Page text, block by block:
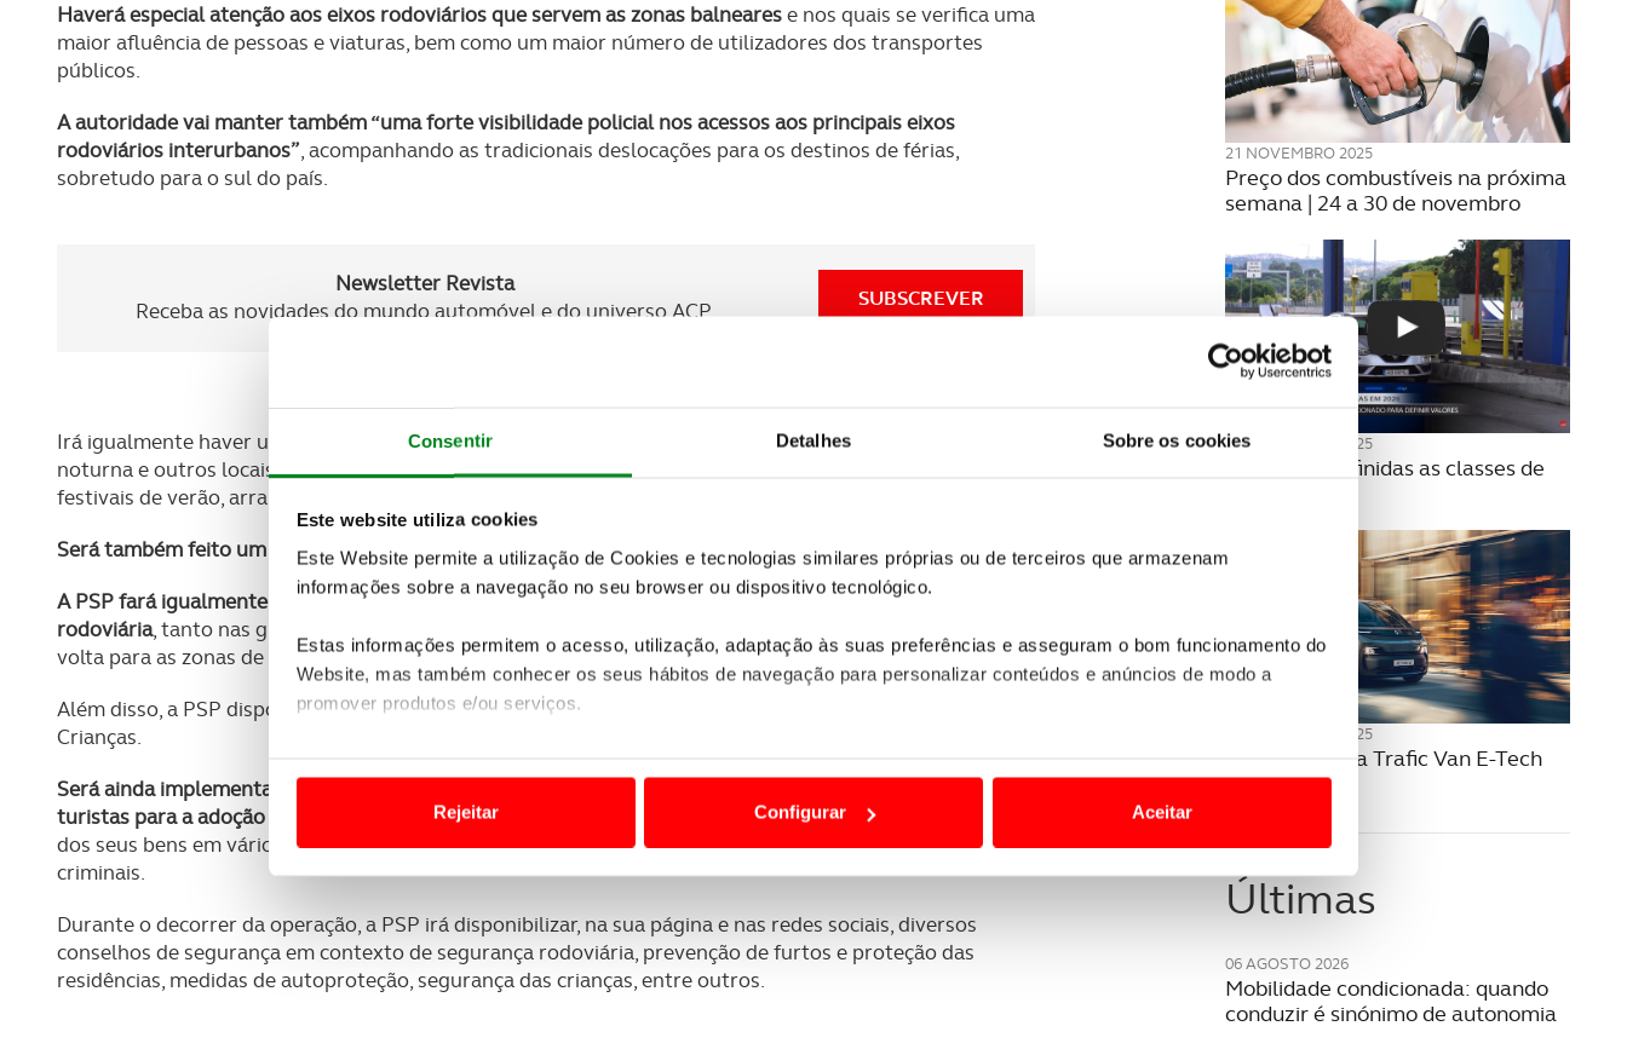
Consentir Detalhes Sobre os cookies
Este website utiliza cookies
Este Website permite a utilização de Cookies e tecnologias similares próprias ou de terceiros que armazenam
informações sobre a navegação no seu browser ou dispositivo tecnológico.
Estas informações permitem o acesso, utilização, adaptação às suas preferências e asseguram o bom funcionamento do
Website, mas também conhecer os seus hábitos de navegação para personalizar conteúdos e anúncios de modo a
promover produtos e/ou serviços.
Usamos cookies para melhorar a sua experiência digital, personalizar conteúdos e anúncios, para lhe proporcionar
funcionalidades de redes sociais, bem como para analisar dados de navegação no nosso website.
Adicionalmente partilhamos informação, relativa à sua utilização do nosso site de publicidade e de análise, com parceiros
e organizações na UE e em países terceiros.
Rejeitar Configurar Aceitar
Haverá especial atenção aos eixos rodoviários que servem as zonas balnearese nos quais se verifica uma
maior afluência de pessoas e viaturas, bem como um maior número de utilizadores dos transportes
públicos.
A autoridade vai manter também “uma forte visibilidade policial nos acessos aos principais eixos
rodoviários interurbanos”, acompanhando as tradicionais deslocações para os destinos de férias,
sobretudo para o sul do país.
Newsletter Revista
Receba as novidades do mundo automóvel e do universo ACP.
SUBSCREVER
Irá igualmente haver um reforço da presença policial nas praias e zonas balneares, zonas de diversão
noturna e outros locais de elevada afluência de pessoas, motivada pela sazonalidade (zonas turísticas,
festivais de verão, arraiais).
Será também feito um reforço da segurança nos aeroportos nacionais e no controlo da fronteira aérea.
A PSP fará igualmente um reforço da visibilidade, prevenção e fiscalização em contexto de segurança
rodoviária, tanto nas grandes deslocações em família para os locais de férias, como nas deslocações ida e
volta para as zonas de veraneio.
Além disso, a PSP disponibiliza o programa Verão Seguro – Chave Direta e o programa Estou Aqui!
Crianças.
Será ainda implementada a “Operação PSP – Portugal Safer Place” com objetivo de sensibilizar os
turistas para a adoção de medidas de autoproteção
, não só à sua segurança, mas também à segurança
dos seus bens em vários contextos, por forma a reduzir a oportunidade para a prática de ilícitos
criminais.
Durante o decorrer da operação, a PSP irá disponibilizar, na sua página e nas redes sociais, diversos
conselhos de segurança em contexto de segurança rodoviária, prevenção de furtos e proteção das
residências, medidas de autoproteção, segurança das crianças, entre outros.
21 NOVEMBRO 2025
Preço dos combustíveis na próxima
semana | 24 a 30 de novembro
20 NOVEMBRO 2025
Como são definidas as classes de
20 NOVEMBRO 2025
Renault revela Trafic Van E-Tech
elétrico
Últimas
06 AGOSTO 2026
Mobilidade condicionada: quando
conduzir é sinónimo de autonomia